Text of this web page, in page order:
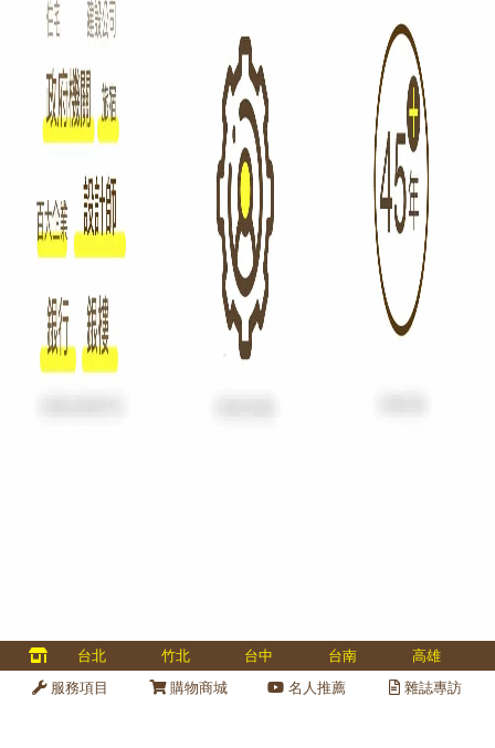
多國認證、專業金庫維修、金庫保養、金庫變號、全台服務 40
台北 竹北 台中 台南
高雄
金庫維修保養
服務項目 線上
購物商城 名人推薦 雜誌專訪